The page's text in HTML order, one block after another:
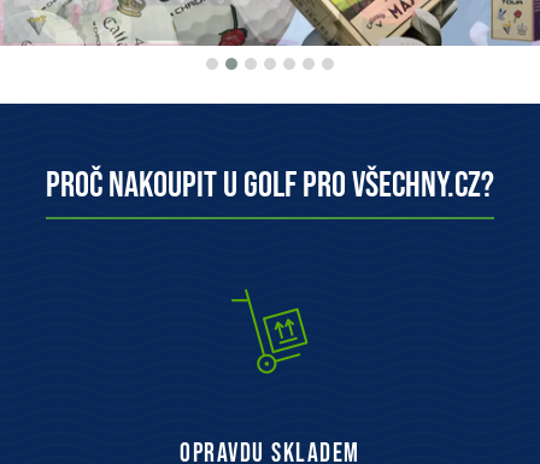
Proč nakoupit u Golf pro všechny.cz?
opravdu skladem